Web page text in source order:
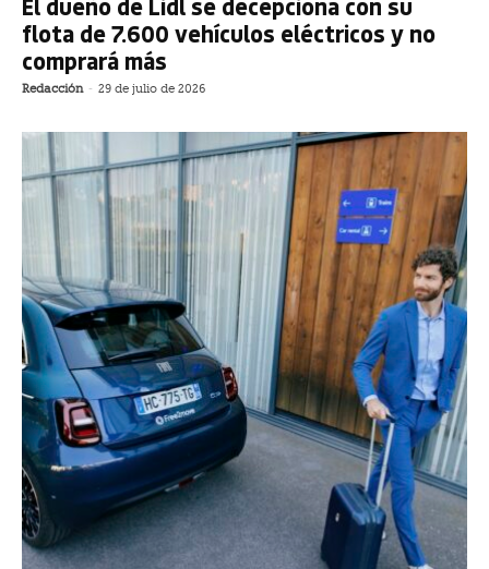
El dueño de Lidl se decepciona con su
flota de 7.600 vehículos eléctricos y no
comprará más
Redacción - 29 de julio de 2026